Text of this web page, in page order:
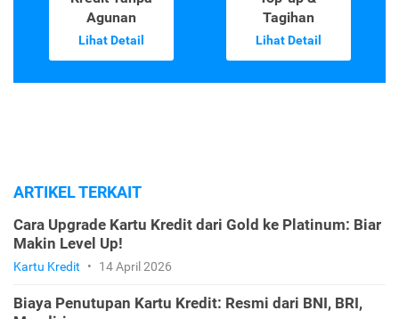
Agunan
Lihat Detail
Tagihan
Lihat Detail
ARTIKEL TERKAIT
Cara Upgrade Kartu Kredit dari Gold ke Platinum: Biar
Makin Level Up!
Kartu Kredit • 14 April 2026
Biaya Penutupan Kartu Kredit: Resmi dari BNI, BRI,